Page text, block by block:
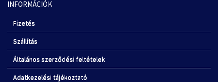
INFORMÁCIÓK
Fizetés
Szállítás
Általános szerződési feltételek
Adatkezelési tájékoztató